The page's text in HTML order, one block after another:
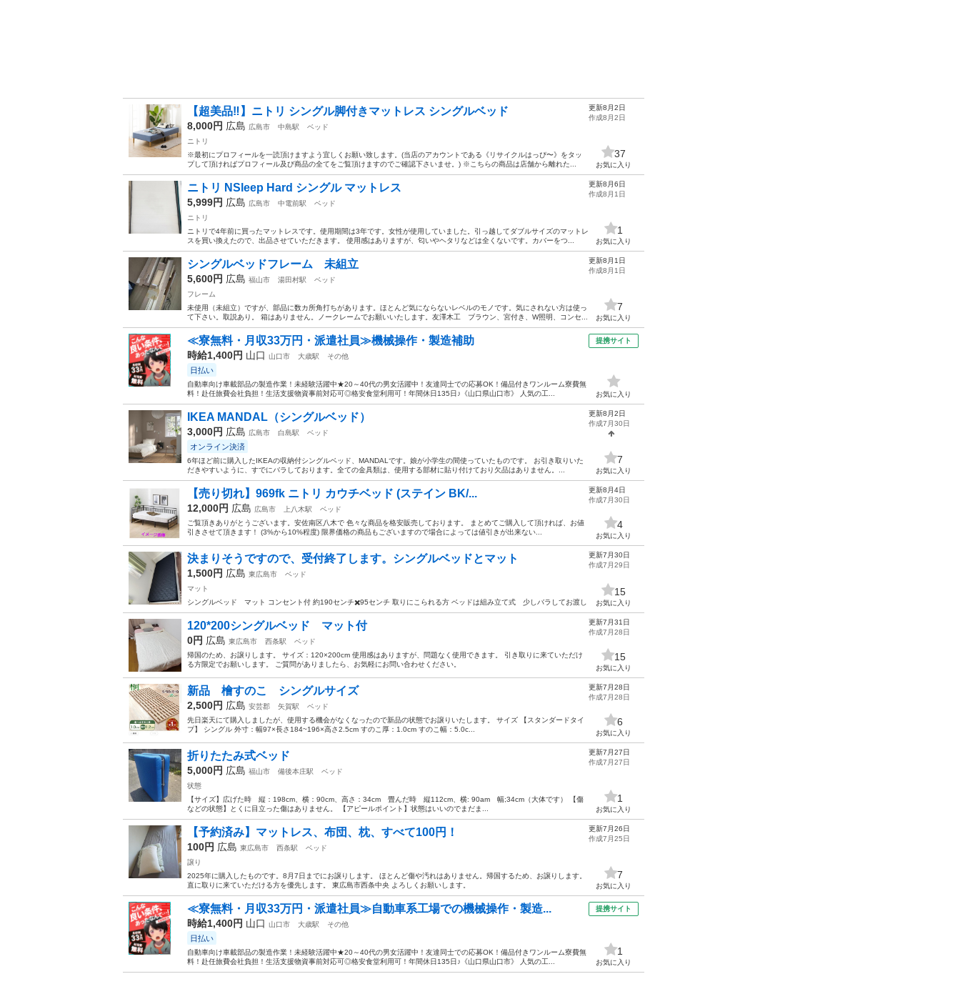
【超美品‼️】ニトリ シングル脚付きマットレス シングルベッド
8,000円 広島 広島市 中島駅
ベッド
ニトリ
※最初にプロフィールを一読頂けますよう宜しくお願い致します。(当店のアカウントである《リサイクルはっぴ〜》をタッ
プして頂ければプロフィール及び商品の全てをご覧頂けますのでご確認下さいませ。) ※こちらの商品は店舗から離れた...
更新8月2日
作成8月2日
37
お気に入り
ニトリ NSleep Hard シングル マットレス
5,999円 広島 広島市 中電前駅
ベッド
ニトリ
ニトリで4年前に買ったマットレスです。使用期間は3年です。女性が使用していました。引っ越してダブルサイズのマットレ
スを買い換えたので、出品させていただきます。 使用感はありますが、匂いやヘタリなどは全くないです。カバーをつ...
更新8月6日
作成8月1日
1
お気に入り
シングルベッドフレーム 未組立
5,600円 広島 福山市 湯田村駅
ベッド
フレーム
未使用（未組立）ですが、部品に数カ所角打ちがあります。ほとんど気にならないレベルのモノです。気にされない方は使っ
て下さい。取説あり。 箱はありません。ノークレームでお願いいたします。友澤木工 ブラウン、宮付き、W照明、コンセ...
更新8月1日
作成8月1日
7
お気に入り
≪寮無料・月収33万円・派遣社員≫機械操作・製造補助
時給1,400円 山口 山口市 大歳駅 その他
日払い
自動車向け車載部品の製造作業！未経験活躍中★20～40代の男女活躍中！友達同士での応募OK！備品付きワンルーム寮費無
料！赴任旅費会社負担！生活支援物資事前対応可◎格安食堂利用可！年間休日135日♪《山口県山口市》 人気の工...
提携サイト
お気に入り
IKEA MANDAL（シングルベッド）
3,000円 広島 広島市 白島駅 ベッド
オンライン決済
6年ほど前に購入したIKEAの収納付シングルベッド、MANDALです。娘が小学生の間使っていたものです。 お引き取りいた
だきやすいように、すでにバラしております。全ての金具類は、使用する部材に貼り付けており欠品はありません。...
更新8月2日
作成7月30日
7
お気に入り
【売り切れ】969fk ニトリ カウチベッド (ステイン BK/...
12,000円 広島 広島市 上八木駅
ベッド
ご覧頂きありがとうございます。安佐南区八木で 色々な商品を格安販売しております。 まとめてご購入して頂ければ、お値
引きさせて頂きます！ (3%から10%程度) 限界価格の商品もございますので場合によっては値引きが出来ない...
更新8月4日
作成7月30日
4
お気に入り
決まりそうですので、受付終了します。シングルベッドとマット
1,500円 広島 東広島市
ベッド
マット
シングルベッド マット コンセント付 約190センチ✖️95センチ 取りにこられる方 ベッドは組み立て式 少しバラしてお渡し
更新7月30日
作成7月29日
15
お気に入り
120*200シングルベッド マット付
0円 広島 東広島市 西条駅
ベッド
帰国のため、お譲りします。 サイズ：120×200cm 使用感はありますが、問題なく使用できます。 引き取りに来ていただけ
る方限定でお願いします。 ご質問がありましたら、お気軽にお問い合わせください。
更新7月31日
作成7月28日
15
お気に入り
新品 檜すのこ シングルサイズ
2,500円 広島 安芸郡 矢賀駅
ベッド
先日楽天にて購入しましたが、使用する機会がなくなったので新品の状態でお譲りいたします。 サイズ 【スタンダードタイ
プ】 シングル 外寸：幅97×長さ184~196×高さ2.5cm すのこ厚：1.0cm すのこ幅：5.0c...
更新7月28日
作成7月28日
6
お気に入り
折りたたみ式ベッド
5,000円 広島 福山市 備後本庄駅
ベッド
状態
【サイズ】広げた時 縦：198cm、横：90cm、高さ：34cm 畳んだ時 縦112cm、横: 90am 幅;34cm（大体です） 【傷
などの状態】とくに目立った傷はありません。 【アピールポイント】状態はいいのでまだま...
更新7月27日
作成7月27日
1
お気に入り
【予約済み】マットレス、布団、枕、すべて100円！
100円 広島 東広島市 西条駅
ベッド
譲り
2025年に購入したものです。8月7日までにお譲りします。 ほとんど傷や汚れはありません。帰国するため、お譲りします。
直に取りに来ていただける方を優先します。 東広島市西条中央 よろしくお願いします。
更新7月26日
作成7月25日
7
お気に入り
≪寮無料・月収33万円・派遣社員≫自動車系工場での機械操作・製造...
時給1,400円 山口 山口市 大歳駅 その他
日払い
自動車向け車載部品の製造作業！未経験活躍中★20～40代の男女活躍中！友達同士での応募OK！備品付きワンルーム寮費無
料！赴任旅費会社負担！生活支援物資事前対応可◎格安食堂利用可！年間休日135日♪《山口県山口市》 人気の工...
提携サイト
1
お気に入り